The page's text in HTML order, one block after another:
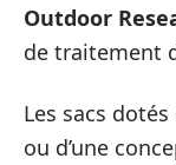
Outdoor
de traitement
Les sacs
ou d’une